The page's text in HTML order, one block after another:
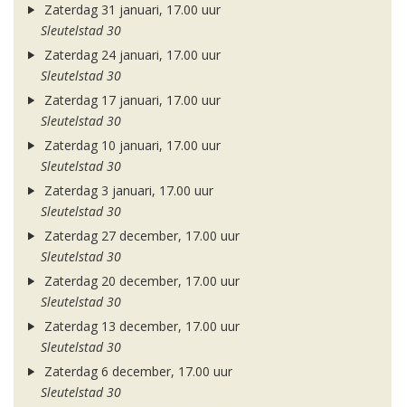
Zaterdag 31 januari, 17.00 uur
Sleutelstad 30
Zaterdag 24 januari, 17.00 uur
Sleutelstad 30
Zaterdag 17 januari, 17.00 uur
Sleutelstad 30
Zaterdag 10 januari, 17.00 uur
Sleutelstad 30
Zaterdag 3 januari, 17.00 uur
Sleutelstad 30
Zaterdag 27 december, 17.00 uur
Sleutelstad 30
Zaterdag 20 december, 17.00 uur
Sleutelstad 30
Zaterdag 13 december, 17.00 uur
Sleutelstad 30
Zaterdag 6 december, 17.00 uur
Sleutelstad 30